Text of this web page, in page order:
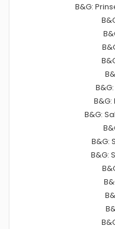
B&G:
B&G:
B&G:
B&G: